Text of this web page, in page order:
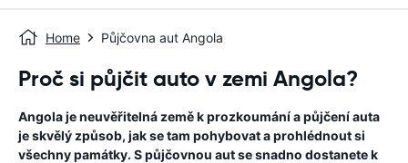
Home Půjčovna aut Angola
Proč si půjčit auto v zemi Angola?
Angola je neuvěřitelná země k prozkoumání a půjčení auta
je skvělý způsob, jak se tam pohybovat a prohlédnout si
všechny památky. S půjčovnou aut se snadno dostanete k